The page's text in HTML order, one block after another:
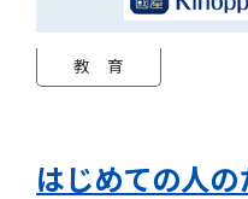
教 育
はじめての人の